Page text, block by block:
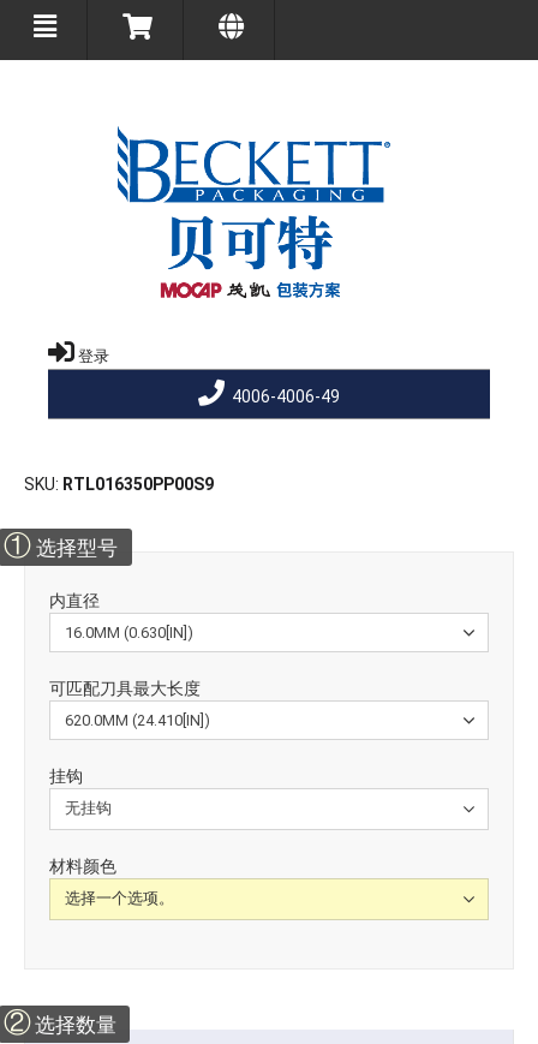
登录
4006-4006-49
SKU RTL016350PP00S9
① 选择型号
内直径
可匹配刀具最大长度
挂钩
材料颜色
②选择数量